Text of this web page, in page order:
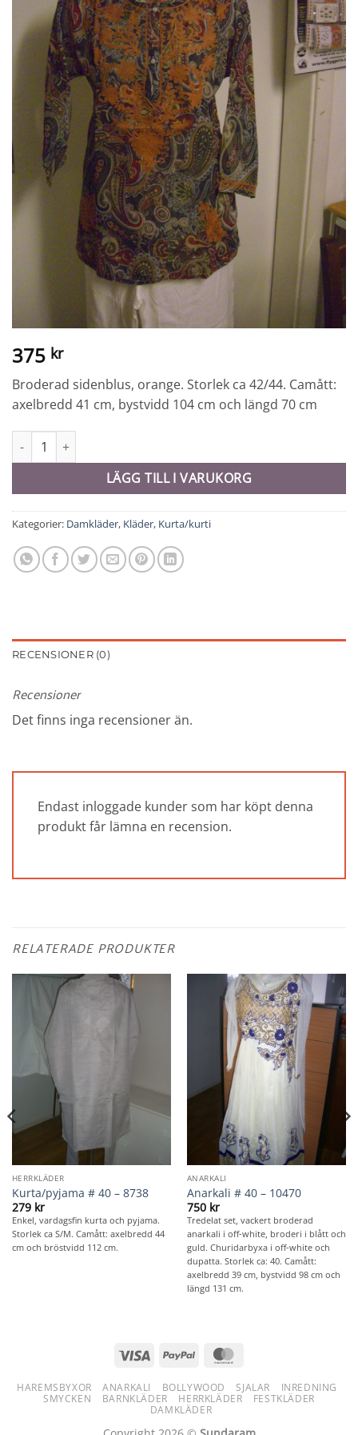
375 kr
Broderad sidenblus, orange. Storlek ca 42/44. Camått:
axelbredd 41 cm, bystvidd 104 cm och längd 70 cm
Kurti - 6408 mängd
LÄGG TILL I VARUKORG
Kategorier: Damkläder, Kläder, Kurta/kurti
RECENSIONER (0)
Recensioner
Det finns inga recensioner än.
Endast inloggade kunder som har köpt denna
produkt får lämna en recension.
RELATERADE PRODUKTER
HERRKLÄDER
Kurta/pyjama # 40 – 8738
279 kr
Enkel, vardagsfin kurta och pyjama.
Storlek ca S/M. Camått: axelbredd 44
cm och bröstvidd 112 cm.
ANARKALI
Anarkali # 40 – 10470
750 kr
Tredelat set, vackert broderad
anarkali i off-white, broderi i blått och
guld. Churidarbyxa i off-white och
dupatta. Storlek ca: 40. Camått:
axelbredd 39 cm, bystvidd 98 cm och
längd 131 cm.
Visa PayPal
HAREMSBYXOR ANARKALI BOLLYWOOD SJALAR
INREDNING
SMYCKEN
BARNKLÄDER HERRKLÄDER
FESTKLÄDER
DAMKLÄDER